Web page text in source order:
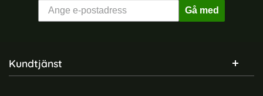
Gå med
Sidfot Blandad info och länkar
Kundtjänst